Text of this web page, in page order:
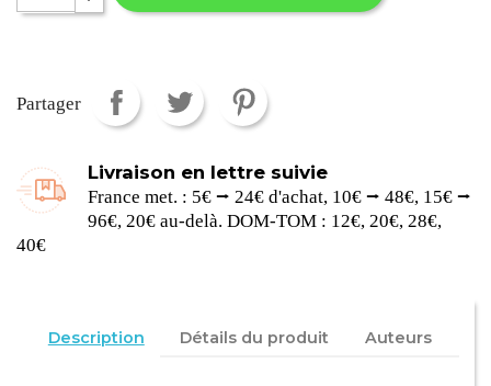
Partager
Livraison en lettre suivie
France met. : 5€ ⭢ 24€ d'achat, 10€ ⭢ 48€, 15€ ⭢
96€, 20€ au-delà. DOM-TOM : 12€, 20€, 28€,
40€
Description Détails du produit Auteurs